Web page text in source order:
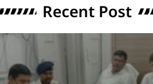
Recent Post